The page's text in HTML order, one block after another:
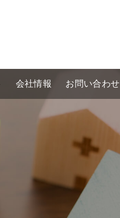
会社情報 お問い合わせ